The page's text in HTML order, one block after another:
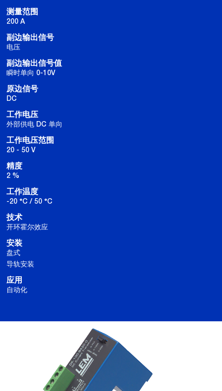
测量范围
200 A
副边输出信号
电压
副边输出信号值
瞬时单向 0-10V
原边信号
DC
工作电压
外部供电 DC 单向
工作电压范围
20 - 50 V
精度
2 %
工作温度
-20 °C / 50 °C
技术
开环霍尔效应
安装
盘式
导轨安装
应用
自动化